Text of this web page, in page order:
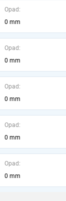
Opad:
0 mm
Opad:
0 mm
Opad:
0 mm
Opad:
0 mm
Opad:
0 mm